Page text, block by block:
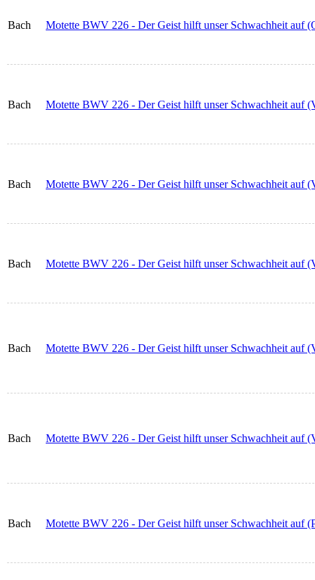
Bach Motette BWV 226 - Der Geist hilft unser Schwachheit auf
Bach Motette BWV 226 - Der Geist hilft unser Schwachheit auf
Bach Motette BWV 226 - Der Geist hilft unser Schwachheit auf
Bach Motette BWV 226 - Der Geist hilft unser Schwachheit auf
Bach Motette BWV 226 - Der Geist hilft unser Schwachheit auf
Bach Motette BWV 226 - Der Geist hilft unser Schwachheit auf
Bach Motette BWV 226 - Der Geist hilft unser Schwachheit auf